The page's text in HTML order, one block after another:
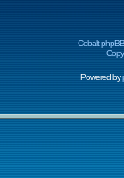
Cobalt
Powered by